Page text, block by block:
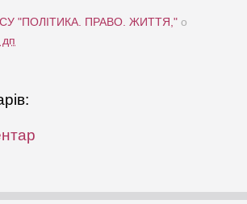
"ПОЛІТИКА. ПРАВО. ЖИТТЯ," о